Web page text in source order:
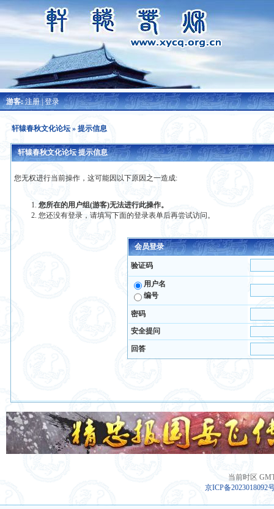
游客:注册|登录
轩辕春秋文化论坛» 提示信息
轩辕春秋文化论坛 提示信息
您无权进行当前操作，这可能因以下原因之一造成:
您所在的用户组(游客)无法进行此操作。
您还没有登录，请填写下面的登录表单后再尝试访问。
会员登录
验证码
用户名
编号
密码
安全提问
回答
当前时区
京ICP备2023018092